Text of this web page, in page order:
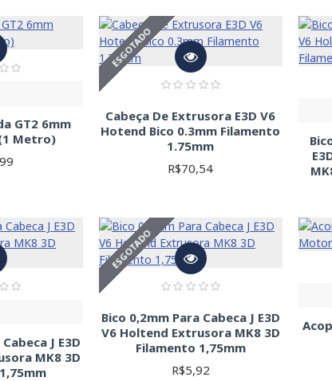
GT2 6mm
Metro)
ESGOTADO
Cabeça De Extrusora E3D V6
Hotend Bico 0.3mm Filamento
1.75mm
R$70,54
J E3D
MK8 3D
ESGOTADO
Bico 0,2mm Para Cabeca J E3D
V6 Holtend Extrusora MK8 3D
Filamento 1,75mm
R$5,92